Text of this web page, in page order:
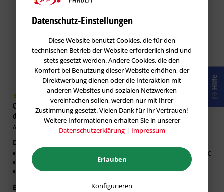
Caparol DecoLasur Matt -
dekorative Lasur-Technik
Artikel-Nr.: CAP-100532
Dekorative Lasur Innen
Matter Effekt
Diffusionsfähig
Für glatte Untergründe
Erhältlich in:
GORI 33 Sensitiv-Lasur
Holzlasur
Artikel-Nr.: GOR-100019
26,63 €
Hilfe
Datenschutz-Einstellungen
Diese Website benutzt Cookies, die für den
technischen Betrieb der Website erforderlich sind und
stets gesetzt werden. Andere Cookies, die den
Komfort bei Benutzung dieser Website erhöhen, der
Direktwerbung dienen oder die Interaktion mit
anderen Websites und sozialen Netzwerken
vereinfachen sollen, werden nur mit Ihrer
Zustimmung gesetzt. Vielen Dank für Ihr Vertrauen!
Weitere Informationen erhalten Sie in unserer
Datenschutzerklärung| Impressum
Erlauben
Konfigurieren